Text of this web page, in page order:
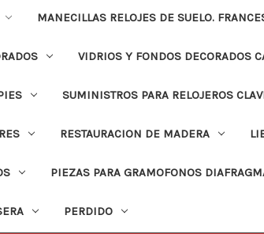
MANECILLAS RELOJES DE SUELO.
VIDRIOS Y FONDOS DECORADOS
SUMINISTROS PARA RELOJEROS
RESTAURACION DE MADERA
PIEZAS PARA GRAMOFONOS
PERDIDO